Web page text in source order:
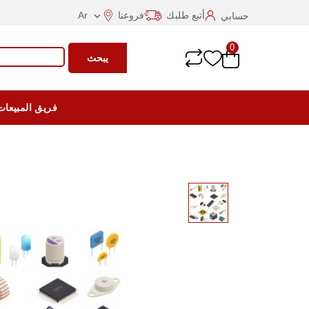
Ar  فروعنا أتبع طلبك حسابي
يبحث
0
فريق